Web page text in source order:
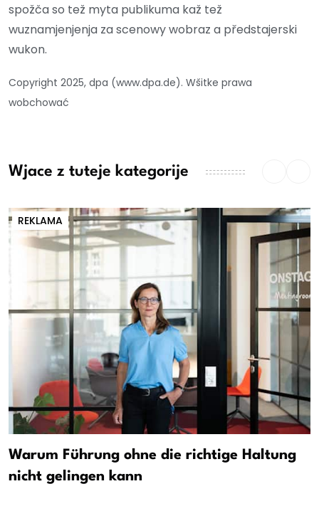
spožča so tež myta publikuma kaž tež
wuznamjenjenja za scenowy wobraz a předstajerski
wukon.
Copyright 2025, dpa (www.dpa.de). Wšitke prawa
wobchować
Wjace z tuteje kategorije
REKLAMA
Warum Führung ohne die richtige Haltung
nicht gelingen kann